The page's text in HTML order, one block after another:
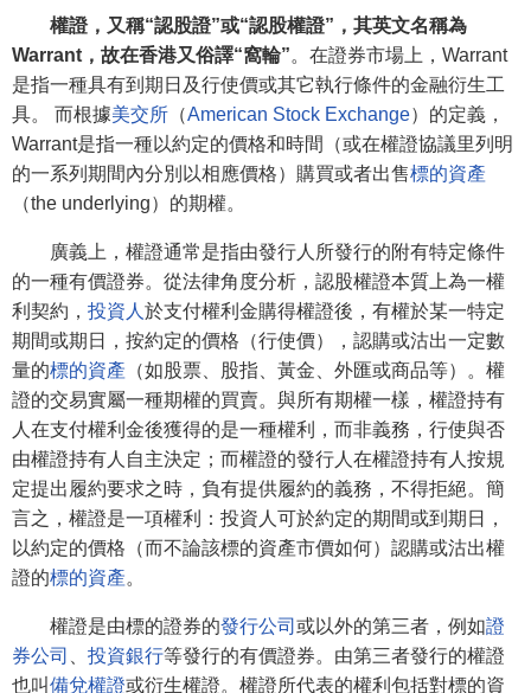
權證，又稱“認股證”或“認股權證”，其英文名稱為
Warrant，故在香港又俗譯“窩輪”。在證券市場上，Warrant
是指一種具有到期日及行使價或其它執行條件的金融衍生工
具。 而根據美交所 （American Stock Exchange）的定義，
Warrant是指一種以約定的價格和時間（或在權證協議里列明
的一系列期間內分別以相應價格）購買或者出售標的資產
（the underlying）的期權。
廣義上，權證通常是指由發行人所發行的附有特定條件
的一種有價證券。從法律角度分析，認股權證本質上為一權
利契約， 投資人 於支付權利金購得權證後，有權於某一特定
期間或期日，按約定的價格（行使價），認購或沽出一定數
量的標的資產 （如股票、股指、黃金、外匯或商品等）。權
證的交易實屬一種期權的買賣。與所有期權一樣，權證持有
人在支付權利金後獲得的是一種權利，而非義務，行使與否
由權證持有人自主決定；而權證的發行人在權證持有人按規
定提出履約要求之時，負有提供履約的義務，不得拒絕。簡
言之，權證是一項權利：投資人可於約定的期間或到期日，
以約定的價格（而不論該標的資產市價如何）認購或沽出權
證的標的資產。
權證是由標的證券的發行公司 或以外的第三者，例如證
券公司
投資銀行等發行的有價證券。由第三者發行的權證
也叫備兌權證或衍生權證。權證所代表的權利包括對標的資